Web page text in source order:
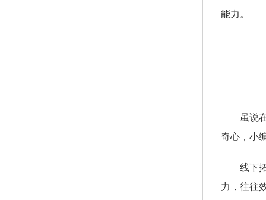
能力。
虽说
奇心，小
线下
力，往往